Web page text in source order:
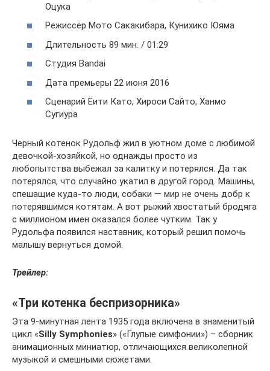
Оцука
Режиссёр Мото Сакакибара, Кунихико Юяма
Длительность 89 мин. / 01:29
Студия Bandai
Дата премьеры 22 июня 2016
Сценарий Ёити Като, Хироси Сайто, Ханмо
Сугиура
Черный котенок Рудольф жил в уютном доме с любимой
девочкой-хозяйкой, но однажды просто из
любопытства выбежал за калитку и потерялся. Да так
потерялся, что случайно укатил в другой город. Машины,
спешащие куда-то люди, собаки — мир не очень добр к
потерявшимся котятам. А вот рыжий хвостатый бродяга
с миллионом имен оказался более чутким. Так у
Рудольфа появился наставник, который решил помочь
малышу вернуться домой.
Трейлер:
«Три котенка беспризорника»
Эта 9-минутная лента 1935 года включена в знаменитый
цикл «Silly Symphonies» («Глупые симфонии») – сборник
анимационных миниатюр, отличающихся великолепной
музыкой и смешными сюжетами.